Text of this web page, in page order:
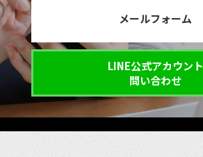
メールフォーム
LINE公式アカウント
問い合わせ